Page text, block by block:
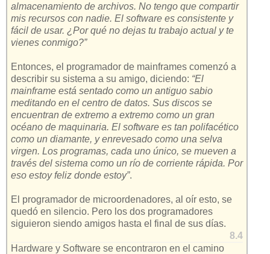
almacenamiento de archivos. No tengo que compartir
mis recursos con nadie. El software es consistente y
fácil de usar. ¿Por qué no dejas tu trabajo actual y te
vienes conmigo?”
Entonces, el programador de mainframes comenzó a
describir su sistema a su amigo, diciendo: “El
mainframe está sentado como un antiguo sabio
meditando en el centro de datos. Sus discos se
encuentran de extremo a extremo como un gran
océano de maquinaria. El software es tan polifacético
como un diamante, y enrevesado como una selva
virgen. Los programas, cada uno único, se mueven a
través del sistema como un río de corriente rápida. Por
eso estoy feliz donde estoy”.
El programador de microordenadores, al oír esto, se
quedó en silencio. Pero los dos programadores
siguieron siendo amigos hasta el final de sus días.
8.4
Hardware y Software se encontraron en el camino